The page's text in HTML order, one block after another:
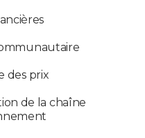
des prix
de la chaîne